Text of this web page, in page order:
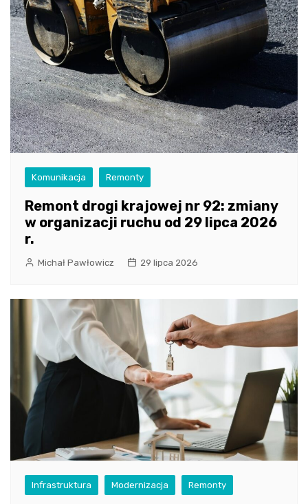
Komunikacja Remonty
Remont drogi krajowej nr 92: zmiany
w organizacji ruchu od 29 lipca 2026
r.
Michał Pawłowicz 29 lipca 2026
Infrastruktura Modernizacja Remonty